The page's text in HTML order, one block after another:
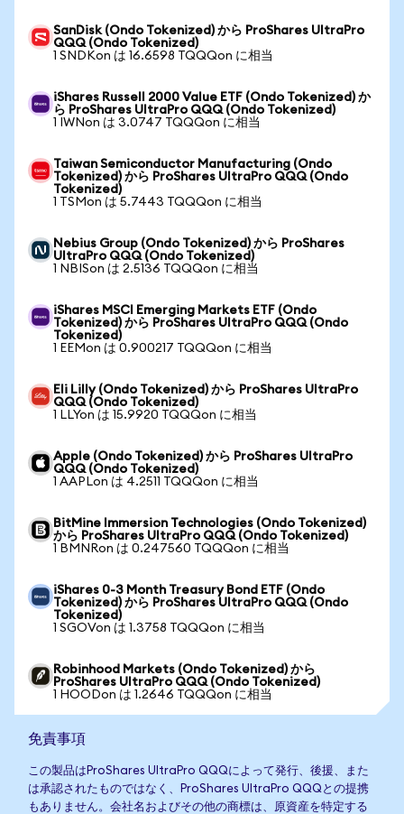
SanDisk (Ondo Tokenized) から ProShares UltraPro
QQQ (Ondo Tokenized)
1 SNDKon は 16.6598 TQQQon に相当
iShares Russell 2000 Value ETF (Ondo Tokenized) か
ら ProShares UltraPro QQQ (Ondo Tokenized)
1 IWNon は 3.0747 TQQQon に相当
Taiwan Semiconductor Manufacturing (Ondo
Tokenized) から ProShares UltraPro QQQ (Ondo
Tokenized)
1 TSMon は 5.7443 TQQQon に相当
Nebius Group (Ondo Tokenized) から ProShares
UltraPro QQQ (Ondo Tokenized)
1 NBISon は 2.5136 TQQQon に相当
iShares MSCI Emerging Markets ETF (Ondo
Tokenized) から ProShares UltraPro QQQ (Ondo
Tokenized)
1 EEMon は 0.900217 TQQQon に相当
Eli Lilly (Ondo Tokenized) から ProShares UltraPro
QQQ (Ondo Tokenized)
1 LLYon は 15.9920 TQQQon に相当
Apple (Ondo Tokenized) から ProShares UltraPro
QQQ (Ondo Tokenized)
1 AAPLon は 4.2511 TQQQon に相当
BitMine Immersion Technologies (Ondo Tokenized)
から ProShares UltraPro QQQ (Ondo Tokenized)
1 BMNRon は 0.247560 TQQQon に相当
iShares 0-3 Month Treasury Bond ETF (Ondo
Tokenized) から ProShares UltraPro QQQ (Ondo
Tokenized)
1 SGOVon は 1.3758 TQQQon に相当
Robinhood Markets (Ondo Tokenized) から
ProShares UltraPro QQQ (Ondo Tokenized)
1 HOODon は 1.2646 TQQQon に相当
免責事項
この製品はProShares UltraPro QQQによって発行、後援、また
は承認されたものではなく、ProShares UltraPro QQQとの提携
もありません。会社名およびその他の商標は、原資産を特定する